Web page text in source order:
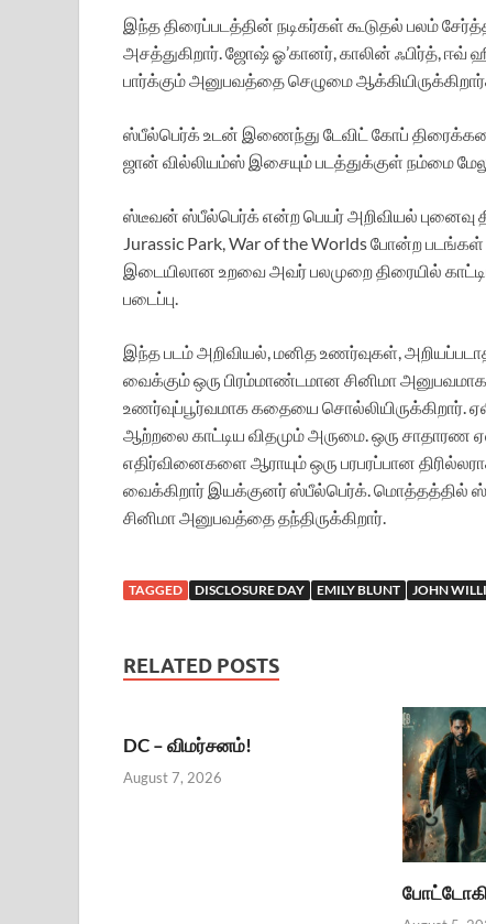
இந்த திரைப்படத்தின் நடிகர்கள் கூடுதல் பலம்
அசத்துகிறார். ஜோஷ் ஓ’கானர், காலின் ஃபிர்த்,
பார்க்கும் அனுபவத்தை செழுமை
ஸ்பீல்பெர்க் உடன் இணைந்து டேவிட் கோப் திரைக்கதை
ஜான் வில்லியம்ஸ் இசையும் படத்துக்குள் நம்மை
ஸ்டீவன் ஸ்பீல்பெர்க் என்ற பெயர் அறிவியல் புனைவு
Jurassic Park, War of the Worlds போன்ற
இடையிலான உறவை அவர் பலமுறை திரையில்
படைப்பு.
இந்த படம் அறிவியல், மனித உணர்வுகள்,
வைக்கும் ஒரு பிரம்மாண்டமான சினிமா
உணர்வுப்பூர்வமாக கதையை சொல்லியிருக்கிறார்.
ஆற்றலை காட்டிய விதமும் அருமை. ஒரு சாதாரண
எதிர்வினைகளை ஆராயும் ஒரு பரபரப்பான
வைக்கிறார் இயக்குனர் ஸ்பீல்பெர்க். மொத்தத்தில்
சினிமா அனுபவத்தை தந்திருக்கிறார்.
TAGGED DISCLOSURE DAY EMILY BLUNT JOHN
RELATED POSTS
DC – விமர்சனம்!
August 7, 2026